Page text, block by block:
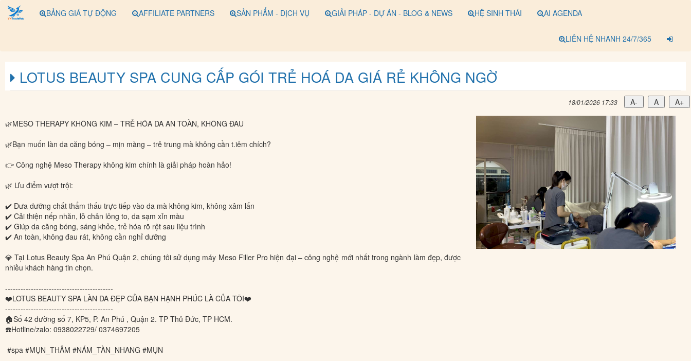
BẢNG GIÁ TỰ ĐỘNG AFFILIATE PARTNERS SẢN PHẨM - DỊCH VỤ GIẢI PHÁP - DỰ ÁN - BLOG & NEWS HỆ SINH THÁI AI AGENDA
LIÊN HỆ NHANH 24/7/365
LOTUS BEAUTY SPA CUNG CẤP GÓI TRẺ HOÁ DA GIÁ RẺ KHÔNG NGỜ
18/01/2026 17:33 A- A A+
🌿MESO THERAPY KHÔNG KIM – TRẺ HÓA DA AN TOÀN, KHÔNG ĐAU
🌿Bạn muốn làn da căng bóng – mịn màng – trẻ trung mà không cần t.iêm chích?
👉 Công nghệ Meso Therapy không kim chính là giải pháp hoàn hảo!
🌿 Ưu điểm vượt trội:
✔️ Đưa dưỡng chất thẩm thấu trực tiếp vào da mà không kim, không xâm lấn
✔️ Cải thiện nếp nhăn, lỗ chân lông to, da sạm xỉn màu
✔️ Giúp da căng bóng, sáng khỏe, trẻ hóa rõ rệt sau liệu trình
✔️ An toàn, không đau rát, không cần nghỉ dưỡng
💎 Tại Lotus Beauty Spa An Phú Quận 2, chúng tôi sử dụng máy Meso Filler Pro hiện đại – công nghệ mới nhất trong ngành làm đẹp, được
nhiều khách hàng tin chọn.
------------------------------------------
❤️LOTUS BEAUTY SPA LÀN DA ĐẸP CỦA BẠN HẠNH PHÚC LÀ CỦA TÔI❤️
------------------------------------------
🏠Số 42 đường số 7, KP5, P. An Phú , Quận 2. TP Thủ Đức, TP HCM.
☎️Hotline/zalo: 0938022729/ 0374697205
#spa #MỤN_THÂM #NÁM_TÀN_NHANG #MỤN